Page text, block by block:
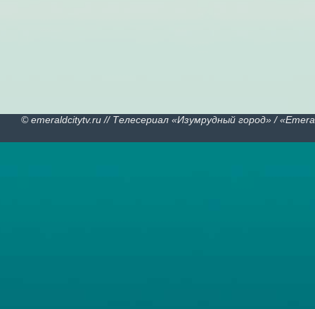
© emeraldcitytv.ru // Телесериал «Изумрудный город» /«